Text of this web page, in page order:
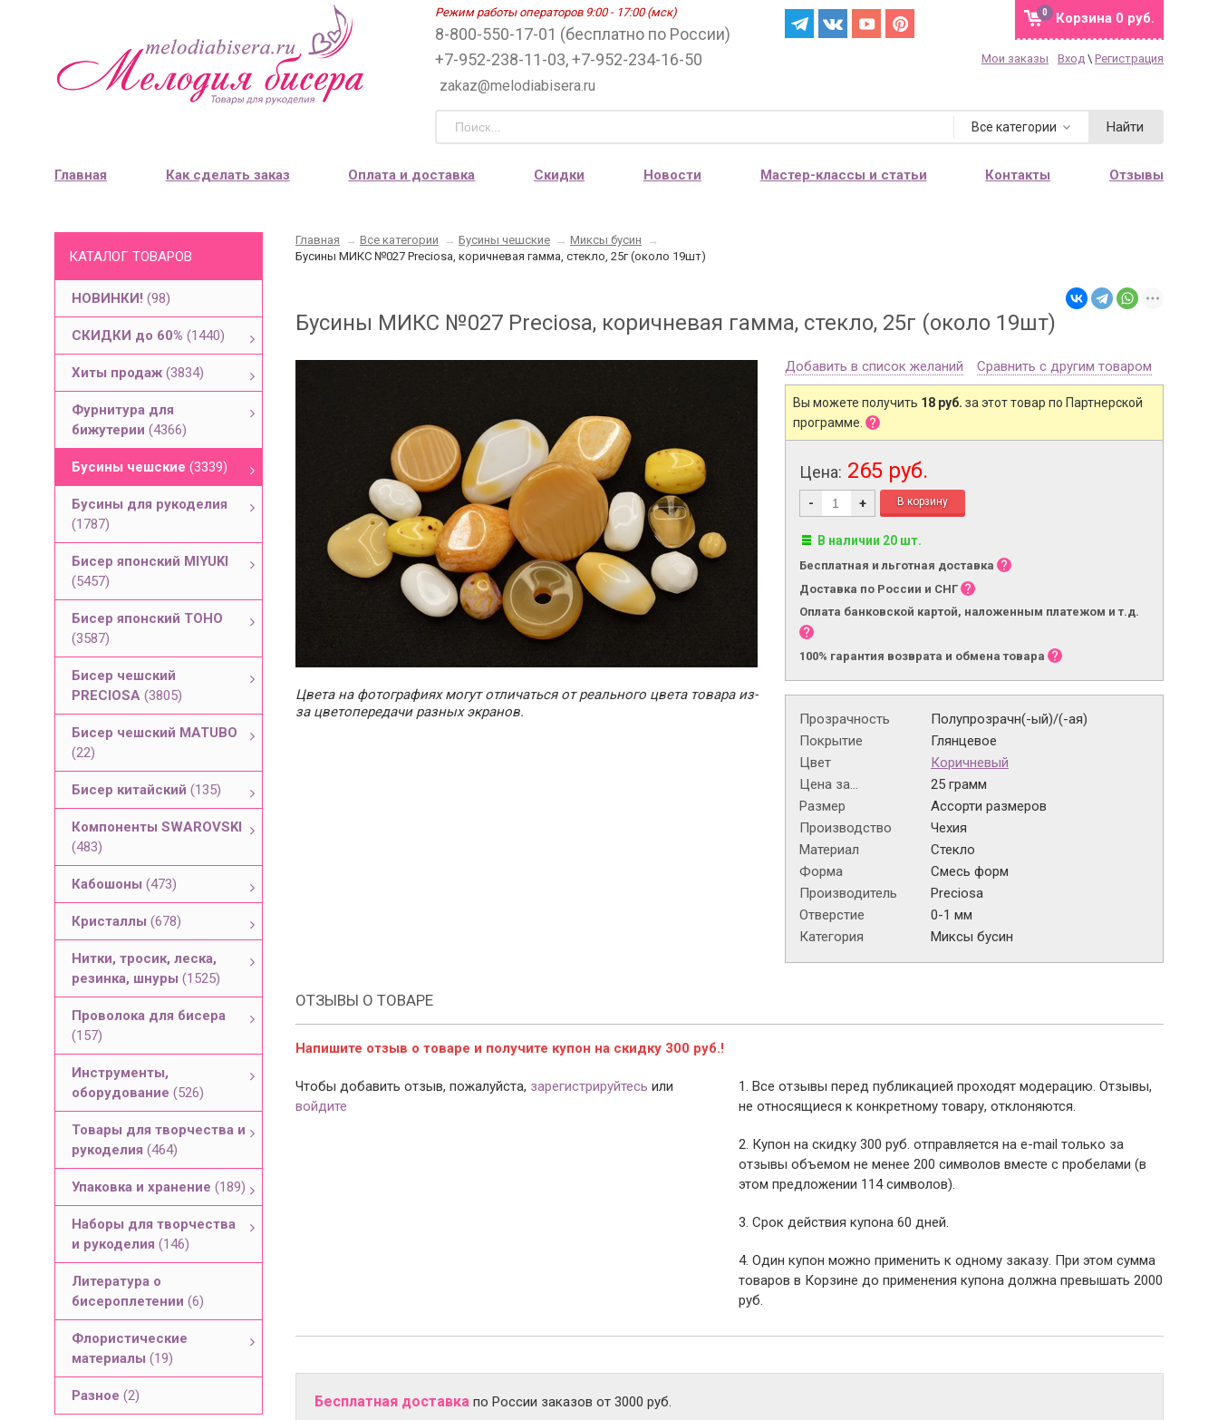
Режим работы операторов 9:00 - 17:00 (мск)
8-800-550-17-01 (бесплатно по России)
+7-952-238-11-03, +7-952-234-16-50
zakaz@melodiabisera.ru
Корзина 0 руб.
0
Мои заказы Вход \ Регистрация
Все категории Найти
Главная Как сделать заказ Оплата и доставка Скидки Новости Мастер-классы и статьи Контакты Отзывы
КАТАЛОГ ТОВАРОВ
НОВИНКИ! (98)
СКИДКИ до 60% (1440)
Хиты продаж (3834)
Фурнитура для
бижутерии (4366)
Бусины чешские (3339)
Бусины для рукоделия
(1787)
Бисер японский MIYUKI
(5457)
Бисер японский TOHO
(3587)
Бисер чешский
PRECIOSA (3805)
Бисер чешский MATUBO
(22)
Бисер китайский (135)
Компоненты SWAROVSKI
(483)
Кабошоны (473)
Кристаллы (678)
Нитки, тросик, леска,
резинка, шнуры (1525)
Проволока для бисера
(157)
Инструменты,
оборудование (526)
Товары для творчества и
рукоделия (464)
Упаковка и хранение (189)
Наборы для творчества
и рукоделия (146)
Литература о
бисероплетении (6)
Флористические
материалы (19)
Разное (2)
Главная → Все категории → Бусины чешские → Миксы бусин
→
Бусины МИКС №027 Preciosa, коричневая гамма, стекло, 25г (около 19шт)
Бусины МИКС №027 Preciosa, коричневая гамма, стекло, 25г (около 19шт)
Цвета на фотографиях могут отличаться от реального цвета товара из-
за цветопередачи разных экранов.
Добавить в список желаний Сравнить с другим товаром
Вы можете получить 18 руб. за этот товар по Партнерской
программе.
Цена: 265 руб.
- +
В наличии 20 шт.
Бесплатная и льготная доставка
Доставка по России и СНГ
Оплата банковской картой, наложенным платежом и т.д.
100% гарантия возврата и обмена товара
Прозрачность
Полупрозрачн(-ый)/(-ая)
Покрытие
Глянцевое
Цвет
Коричневый
Цена за...
25 грамм
Размер
Ассорти размеров
Производство
Чехия
Материал
Стекло
Форма
Смесь форм
Производитель
Preciosa
Отверстие
0-1 мм
Категория
Миксы бусин
ОТЗЫВЫ О ТОВАРЕ
Напишите отзыв о товаре и получите купон на скидку 300 руб.!
Чтобы добавить отзыв, пожалуйста, зарегистрируйтесь или
войдите
1. Все отзывы перед публикацией проходят модерацию. Отзывы,
не относящиеся к конкретному товару, отклоняются.
2. Купон на скидку 300 руб. отправляется на e-mail только за
отзывы объемом не менее 200 символов вместе с пробелами (в
этом предложении 114 символов).
3. Срок действия купона 60 дней.
4. Один купон можно применить к одному заказу. При этом сумма
товаров в Корзине до применения купона должна превышать 2000
руб.
Бесплатная доставка по России заказов от 3000 руб.